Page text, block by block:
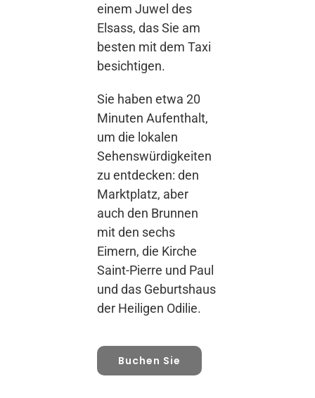
einem Juwel des
Elsass, das Sie am
besten mit dem Taxi
besichtigen.
Sie haben etwa 20
Minuten Aufenthalt,
um die lokalen
Sehenswürdigkeiten
zu entdecken: den
Marktplatz, aber
auch den Brunnen
mit den sechs
Eimern, die Kirche
Saint-Pierre und Paul
und das Geburtshaus
der Heiligen Odilie.
Buchen Sie